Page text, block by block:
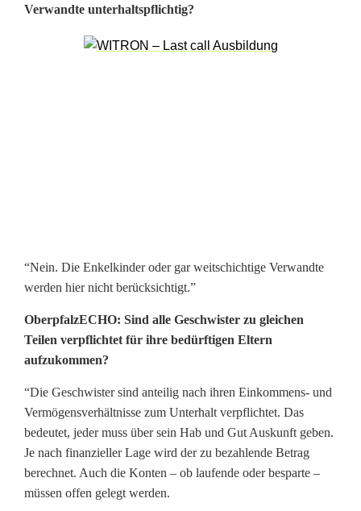
Verwandte unterhaltspflichtig?
“Nein. Die Enkelkinder oder gar weitschichtige Verwandte
werden hier nicht berücksichtigt.”
OberpfalzECHO: Sind alle Geschwister zu gleichen
Teilen verpflichtet für ihre bedürftigen Eltern
aufzukommen?
“Die Geschwister sind anteilig nach ihren Einkommens- und
Vermögensverhältnisse zum Unterhalt verpflichtet. Das
bedeutet, jeder muss über sein Hab und Gut Auskunft geben.
Je nach finanzieller Lage wird der zu bezahlende Betrag
berechnet. Auch die Konten – ob laufende oder besparte –
müssen offen gelegt werden.